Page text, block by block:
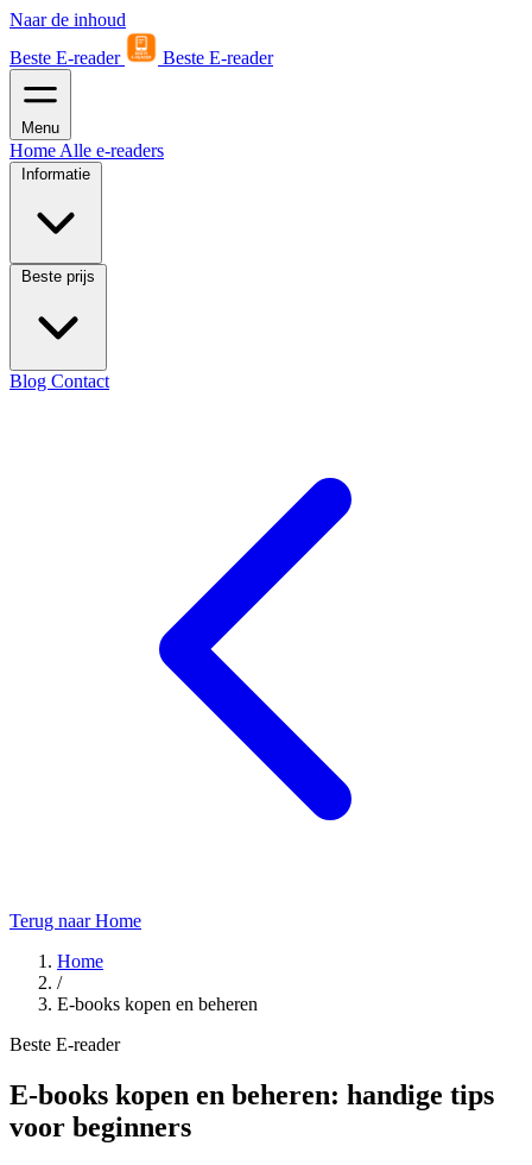
Naar de inhoud
Beste E-reader
Beste E-reader
Menu
Home Alle e-readers
Informatie
Beste prijs
Blog Contact
Terug naar Home
Home
/
E-books kopen en beheren
Beste E-reader
E-books kopen en beheren: handige tips
voor beginners